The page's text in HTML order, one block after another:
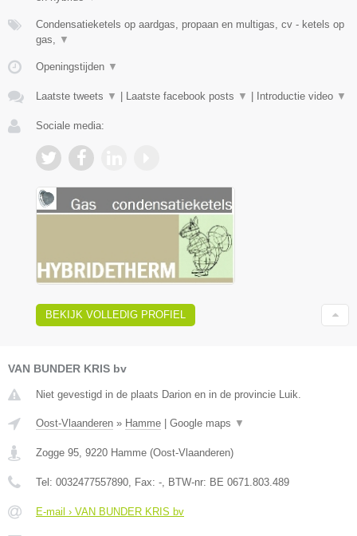
Condensatieketels op aardgas, propaan en multigas, cv - ketels op
gas, ▼
Openingstijden ▼
Laatste tweets ▼ Laatste facebook posts ▼ Introductie video ▼
Sociale media:
BEKIJK VOLLEDIG PROFIEL
VAN BUNDER KRIS bv
Niet gevestigd in de plaats Darion en in de provincie Luik.
Oost-Vlaanderen » Hamme Google maps ▼
Zogge 95, 9220 Hamme (Oost-Vlaanderen)
Tel: 0032477557890, Fax: -, BTW-nr: BE 0671.803.489
E-mail › VAN BUNDER KRIS bv